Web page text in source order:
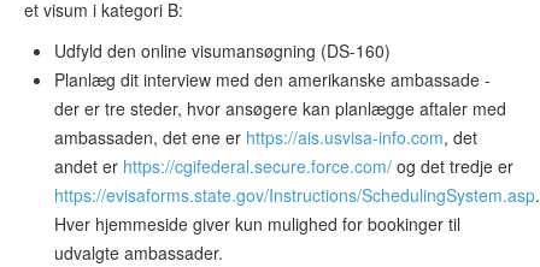
et visum i kategori B:
Udfyld den online visumansøgning (DS-160)
Planlæg dit interview med den amerikanske ambassade -
der er tre steder, hvor ansøgere kan planlægge aftaler med
ambassaden, det ene er https://ais.usvisa-info.com, det
andet er https://cgifederal.secure.force.com/ og det tredje er
https://evisaforms.state.gov/Instructions/SchedulingSystem.asp.
Hver hjemmeside giver kun mulighed for bookinger til
udvalgte ambassader.